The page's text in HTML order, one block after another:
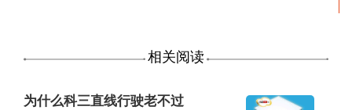
相关阅读
为什么科三直线行驶老不过